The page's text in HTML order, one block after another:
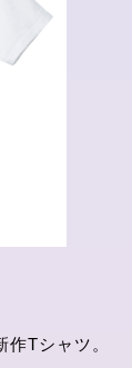
Tシャツ。